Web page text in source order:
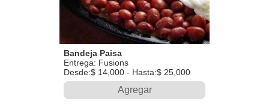
Bandeja Paisa
Entrega: Fusions
Desde:$ 14,000 - Hasta:$ 25,000
Agregar